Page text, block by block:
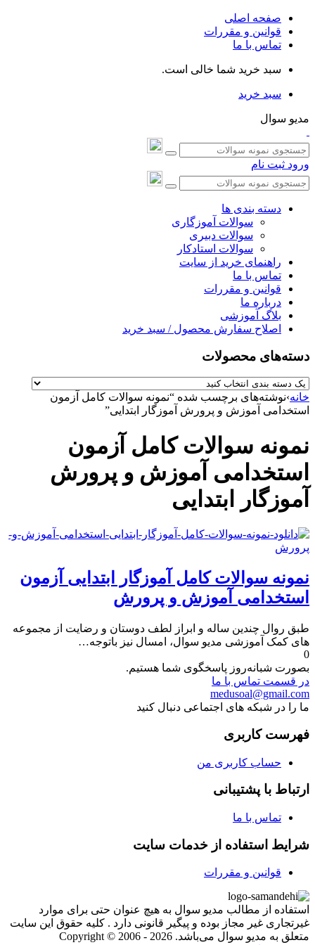
صفحه اصلی
قوانین و مقررات
تماس با ما
سبد خرید شما خالی است.
سبد خرید
مدیو سوال
ورود ثبت نام
دسته بندی ها
سوالات آموزگاری
سوالات دبیری
سوالات استادکار
راهنمای خرید از سایت
تماس با ما
قوانین و مقررات
درباره ما
بلاگ آموزشی
اصلاح سفارش محصول / سبد خرید
دسته‌های محصولات
خانه›نوشته‌های برچسب شده “نمونه سوالات کامل آزمون
استخدامی آموزش و پرورش آموزگار ابتدایی”
نمونه سوالات کامل آزمون
استخدامی آموزش و پرورش
آموزگار ابتدایی
نمونه سوالات کامل آموزگار ابتدایی آزمون
استخدامی آموزش و پرورش
طبق روال چندین ساله و ابراز لطف دوستان و رضایت از مجموعه
های کمک آموزشی مدیو سوال، امسال نیز باتوجه…
0
بصورت شبانه‌روز پاسخگوی شما هستیم.
در قسمت تماس با ما
medusoal@gmail.com
ما را در شبکه های اجتماعی دنبال کنید
فهرست کاربری
حساب کاربری من
ارتباط با پشتیبانی
تماس با ما
شرایط استفاده از خدمات سایت
قوانین و مقررات
استفاده از مطالب مدیو سوال به هیچ عنوان حتی برای موارد
غیرتجاری غیر مجاز بوده و پیگیر قانونی دارد . کلیه حقوق این سایت
متعلق به مدیو سوال می‌باشد. Copyright © 2006 - 2026